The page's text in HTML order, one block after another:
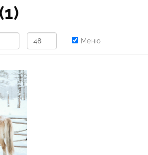
(1)
Меню